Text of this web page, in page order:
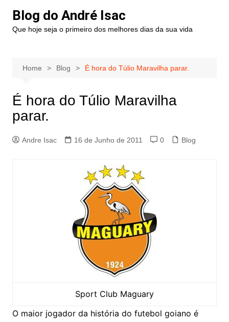
Blog do André Isac
Que hoje seja o primeiro dos melhores dias da sua vida
Home Blog É hora do Túlio Maravilha parar.
É hora do Túlio Maravilha
parar.
Andre Isac 16 de Junho de 2011 0 Blog
Sport Club Maguary
O maior jogador da história do futebol goiano é